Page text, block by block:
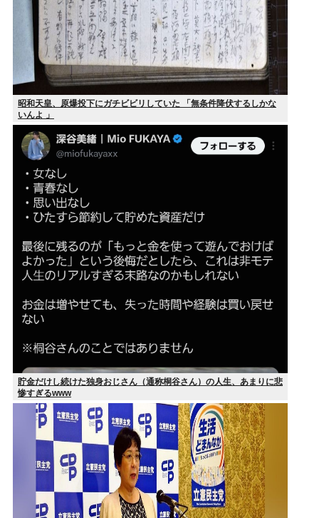
昭和天皇、原爆投下にガチビビリしていた 「無条件降伏するしかな
いんよ 」
貯金だけし続けた独身おじさん（通称桐谷さん）の人生、あまりに悲
惨すぎるwww